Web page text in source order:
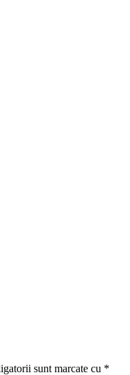
sunt marcate cu *